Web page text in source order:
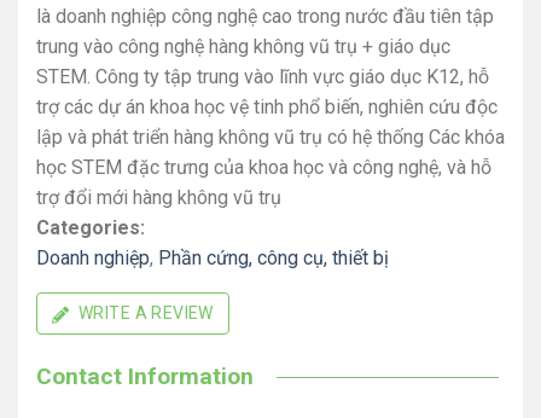
là doanh nghiệp công nghệ cao trong nước đầu tiên tập
trung vào công nghệ hàng không vũ trụ + giáo dục
STEM. Công ty tập trung vào lĩnh vực giáo dục K12, hỗ
trợ các dự án khoa học vệ tinh phổ biến, nghiên cứu độc
lập và phát triển hàng không vũ trụ có hệ thống Các khóa
học STEM đặc trưng của khoa học và công nghệ, và hỗ
trợ đổi mới hàng không vũ trụ
Categories:
Doanh nghiệp, Phần cứng, công cụ, thiết bị
WRITE A REVIEW
Contact Information